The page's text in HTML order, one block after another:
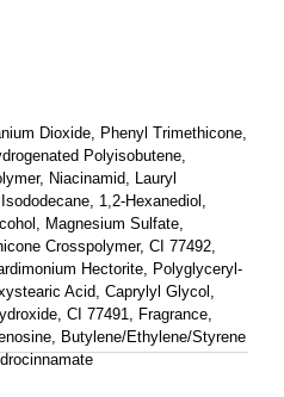
Dioxide, Phenyl Trimethicone,
Polyisobutene,
Niacinamid, Lauryl
1,2-Hexanediol,
Magnesium Sulfate,
Crosspolymer, CI 77492,
Hectorite, Polyglyceryl-
Acid, Caprylyl Glycol,
CI 77491, Fragrance,
Butylene/Ethylene/Styrene